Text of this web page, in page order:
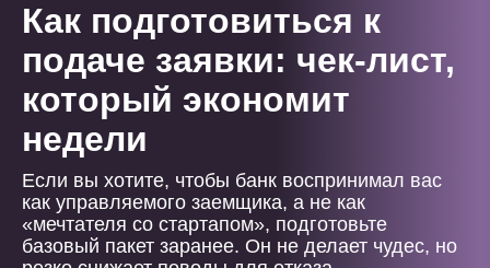
Как подготовиться к
подаче заявки: чек-лист,
который экономит
недели
Если вы хотите, чтобы банк воспринимал вас
как управляемого заемщика, а не как
«мечтателя со стартапом», подготовьте
базовый пакет заранее. Он не делает чудес, но